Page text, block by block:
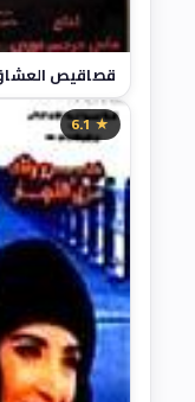
قصاقيص العشاق
★ 6.1